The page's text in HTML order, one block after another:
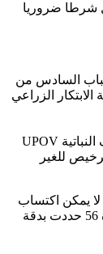
شرطا ضروريا
الباب السادس من
الابتكار الزراعي
وقد نصت المادة 53 من القانون على أن الحماية تمنح لكل صنف نباتي جديد ومميز ومتجانس وثابت، وهو ما ينسجم مع المعايير الدولية المنصوص عليها في اتفاقية الاتحاد الدولي لحماية الأصناف النباتية UPOV
الترخيص للغير
اشتراط تسجيل الصنف النباتي في السجل الوطني للمستنبطات النباتية للحصول على الحماية وهو ما ورد في المادة 55، حيث لا يمكن اكتساب
أي حق من حقوق المستنبط إلا بعد القيام بإجراءات التقييد المنصوص عليها في النصوص التنظيمية الأمر الذي يضمن توثيق هذه الحقوق بشكل رسمي وييسر إثباتها في حالة النزاع، كما أن المادة 56 حددت بدقة